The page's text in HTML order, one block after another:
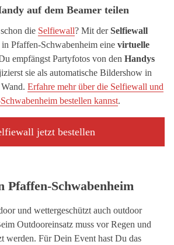
auf dem Beamer teilen
die Selfiewall? Mit derSelfiewall
Pfaffen-Schwabenheim eine virtuelle
empfängst Partyfotos von den Handys
sie als automatische Bildershow in
Erfahre mehr über die Selfiewall und
bestellen kannst.
jetzt bestellen
Pfaffen-Schwabenheim
und wettergeschützt auch outdoor
Outdooreinsatz muss vor Regen und
werden. Für Dein Event hast Du das